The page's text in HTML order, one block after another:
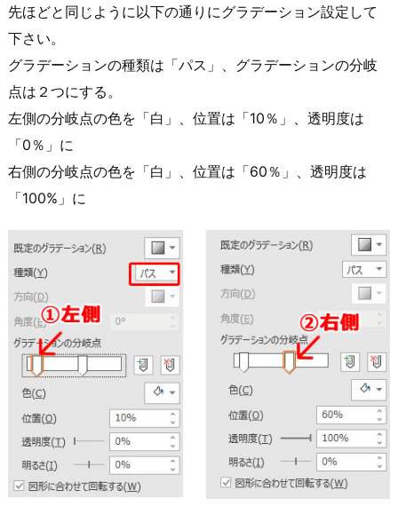
先ほどと同じように以下の通りにグラデーション設定して
下さい。
グラデーションの種類は「パス」、グラデーションの分岐
点は２つにする。
左側の分岐点の色を「白」、位置は「10％」、透明度は
「0％」に
右側の分岐点の色を「白」、位置は「60％」、透明度は
「100%」に